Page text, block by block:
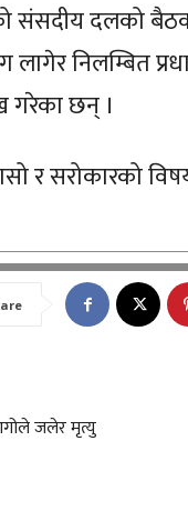
संसदीय दलको
निलम्बित
गरेका छन् ।
र सरोकारको
जलेर मृत्यु